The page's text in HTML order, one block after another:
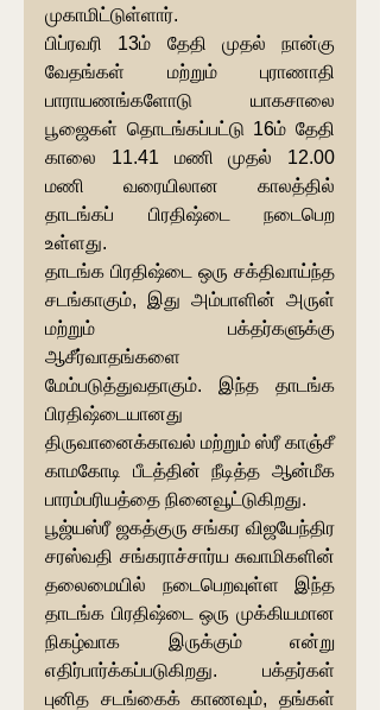
முகாமிட்டுள்ளார்.
பிப்ரவரி 13ம் தேதி முதல் நான்கு
வேதங்கள் மற்றும் புராணாதி
பாராயணங்களோடு யாகசாலை
பூஜைகள் தொடங்கப்பட்டு 16ம் தேதி
காலை 11.41 மணி முதல் 12.00
மணி வரையிலான காலத்தில்
தாடங்கப் பிரதிஷ்டை நடைபெற
உள்ளது.
தாடங்க பிரதிஷ்டை ஒரு சக்திவாய்ந்த
சடங்காகும், இது அம்பாளின் அருள்
மற்றும் பக்தர்களுக்கு
ஆசீர்வாதங்களை
மேம்படுத்துவதாகும். இந்த தாடங்க
பிரதிஷ்டையானது
திருவானைக்காவல் மற்றும் ஸ்ரீ காஞ்சீ
காமகோடி பீடத்தின் நீடித்த ஆன்மீக
பாரம்பரியத்தை நினைவூட்டுகிறது.
பூஜ்யஸ்ரீ ஜகத்குரு சங்கர விஜயேந்திர
சரஸ்வதி சங்கராச்சார்ய சுவாமிகளின்
தலைமையில் நடைபெறவுள்ள இந்த
தாடங்க பிரதிஷ்டை ஒரு முக்கியமான
நிகழ்வாக இருக்கும் என்று
எதிர்பார்க்கப்படுகிறது. பக்தர்கள்
புனித சடங்கைக் காணவும், தங்கள்